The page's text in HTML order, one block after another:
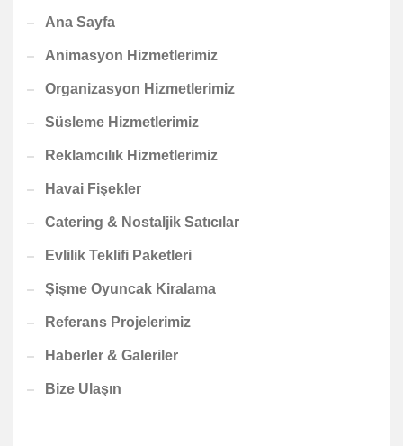
Ana Sayfa
Animasyon Hizmetlerimiz
Organizasyon Hizmetlerimiz
Süsleme Hizmetlerimiz
Reklamcılık Hizmetlerimiz
Havai Fişekler
Catering & Nostaljik Satıcılar
Evlilik Teklifi Paketleri
Şişme Oyuncak Kiralama
Referans Projelerimiz
Haberler & Galeriler
Bize Ulaşın